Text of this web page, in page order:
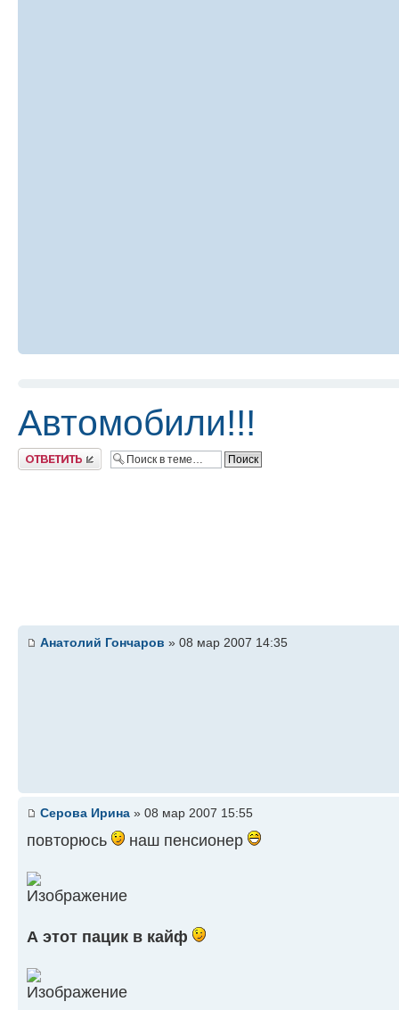
Автомобили!!!
Ответить
Анатолий Гончаров » 08 мар 2007 14:35
Серова Ирина » 08 мар 2007 15:55
повторюсь наш пенсионер
А этот пацик в кайф